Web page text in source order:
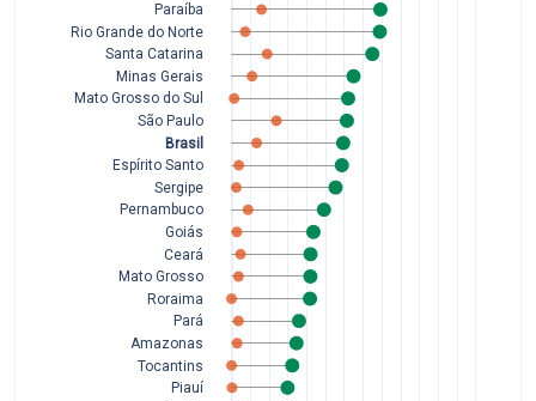
Piauí
Tocantins
Amazonas
Pará
Roraima
Mato Grosso
Ceará
Goiás
Pernambuco
Sergipe
Espírito Santo
Brasil
São Paulo
Mato Grosso do Sul
Minas Gerais
Santa Catarina
Rio Grande do Norte
Paraíba